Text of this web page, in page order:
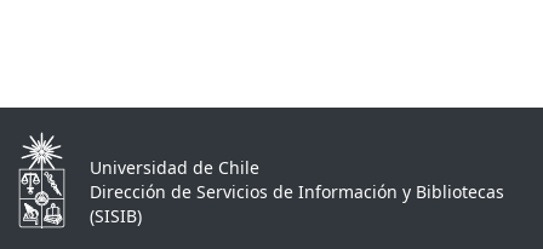
Universidad de Chile
Dirección de Servicios de Información y Bibliotecas
(SISIB)